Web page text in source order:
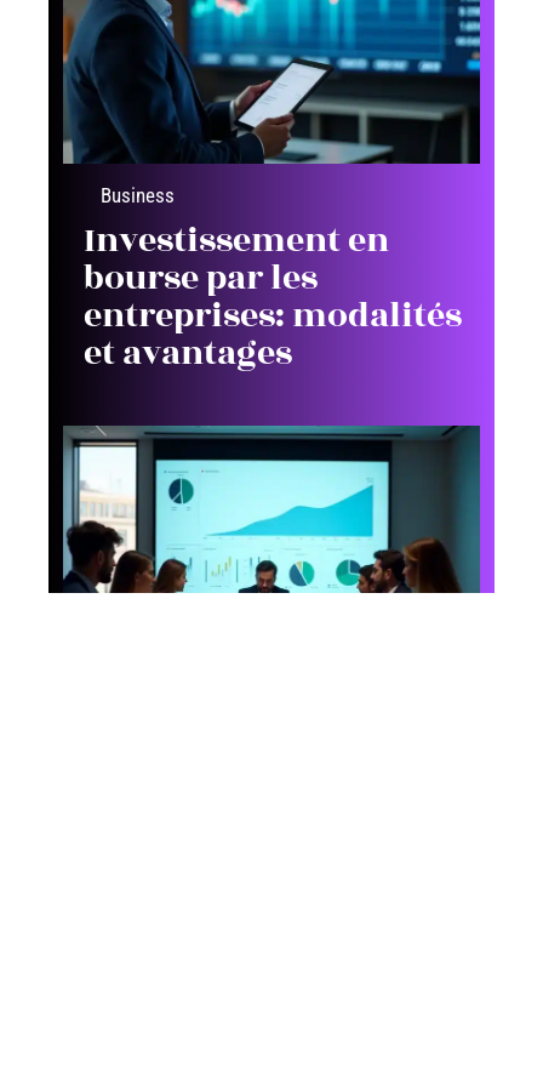
Business
Investissement en
bourse par les
entreprises: modalités
et avantages